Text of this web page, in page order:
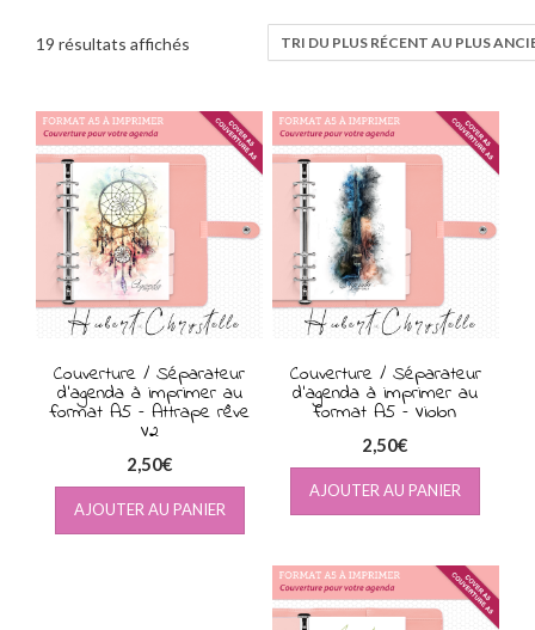
19 résultats affichés
récent
au
plus
Couverture / Séparateur
d’agenda à imprimer au
format A5 – Attrape rêve
V2
2,50€
AJOUTER AU PANIER
Couverture / Séparateur
d’agenda à imprimer au
format A5 – Violon
2,50€
AJOUTER AU PANIER